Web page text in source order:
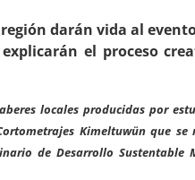
darán vida al
el proceso
locales producidas por
Kimeltuwün que
de Desarrollo Sustentable